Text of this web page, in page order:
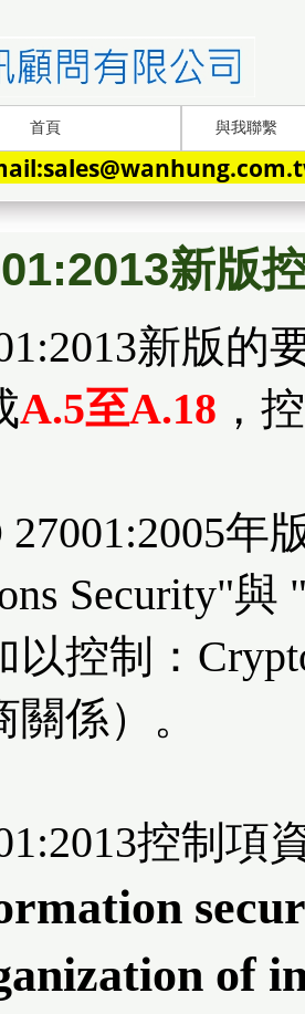
首頁 與我聯繫
新版
新版的
A.5至A.18 ，
27001:2005
Security"
以控制：
關係）。
控制項
of